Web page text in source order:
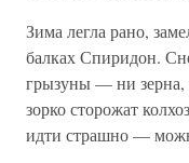
Зима легла рано,
балках Спиридон.
грызуны — ни зерна,
зорко сторожат
идти страшно —